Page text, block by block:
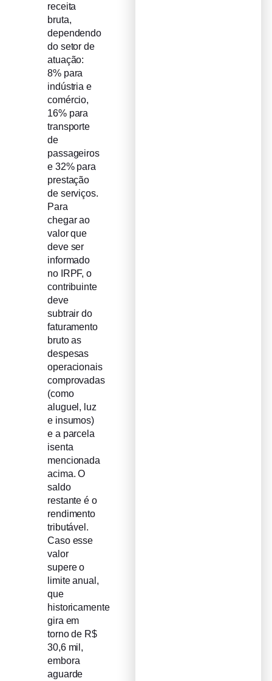
receita
bruta,
dependendo
do setor de
atuação:
8% para
indústria e
comércio,
16% para
transporte
de
passageiros
e 32% para
prestação
de serviços.
Para
chegar ao
valor que
deve ser
informado
no IRPF, o
contribuinte
deve
subtrair do
faturamento
bruto as
despesas
operacionais
comprovadas
(como
aluguel, luz
e insumos)
e a parcela
isenta
mencionada
acima. O
saldo
restante é o
rendimento
tributável.
Caso esse
valor
supere o
limite anual,
que
historicamente
gira em
torno de R$
30,6 mil,
embora
aguarde